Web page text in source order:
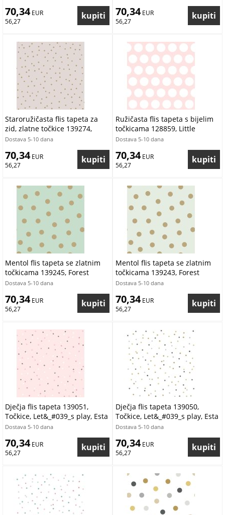
70,34 EUR
56,27
70,34 EUR
56,27
Staroružičasta flis tapeta za
zid, zlatne točkice 139274,
Forest Friends, Esta
Dostava 5-10 dana
70,34 EUR
56,27
Ružičasta flis tapeta s bijelim
točkicama 128859, Little
Bandits, Esta
Dostava 5-10 dana
70,34 EUR
56,27
Mentol flis tapeta se zlatnim
točkicama 139245, Forest
Friends, Esta
Dostava 5-10 dana
70,34 EUR
56,27
Mentol flis tapeta se zlatnim
točkicama 139243, Forest
Friends, Esta
Dostava 5-10 dana
70,34 EUR
56,27
Dječja flis tapeta 139051,
Točkice, Let&_#039_s play, Esta
Dostava 5-10 dana
70,34 EUR
56,27
Dječja flis tapeta 139050,
Točkice, Let&_#039_s play, Esta
Dostava 5-10 dana
70,34 EUR
56,27